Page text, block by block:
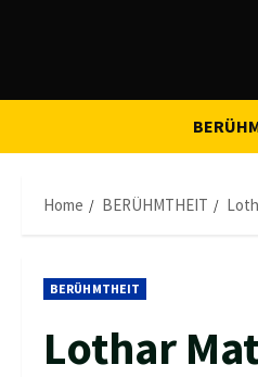
Home BERÜHMTHEIT
BERÜHMTHEIT
Lothar